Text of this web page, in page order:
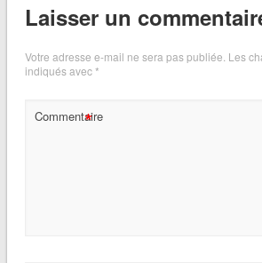
Laisser un
Votre adresse e-mail ne sera pas publiée. Les
indiqués avec*
Commentaire
*